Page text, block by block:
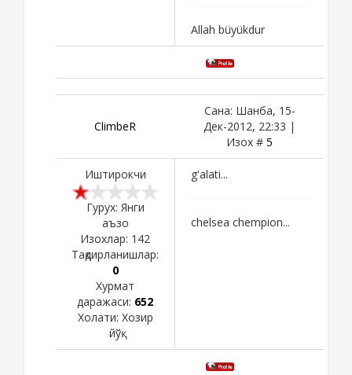
Allah büyükdur
ClimbeR
Сана: Шанба, 15-
Дек-2012, 22:33 |
Изох # 5
Иштирокчи
Гурух: Янги
аъзо
Изохлар: 142
Тақдирланишлар:
0
Хурмат
даражаси: 652
Холати: Хозир
йўқ
g'alati...
chelsea chempion...